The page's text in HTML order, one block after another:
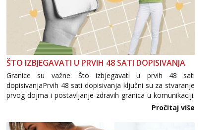
ŠTO IZBJEGAVATI U PRVIH 48 SATI DOPISIVANJA
Granice su važne: Što izbjegavati u prvih 48 sati
dopisivanjaPrvih 48 sati dopisivanja ključni su za stvaranje
prvog dojma i postavljanje zdravih granica u komunikaciji.
Važno je izbjeći prebrzo otkrivanje osobnih ili intimnih
informacija, jer nepoznata osoba još nije zaslužila to
povjerenje. Takođe...
Pročitaj više